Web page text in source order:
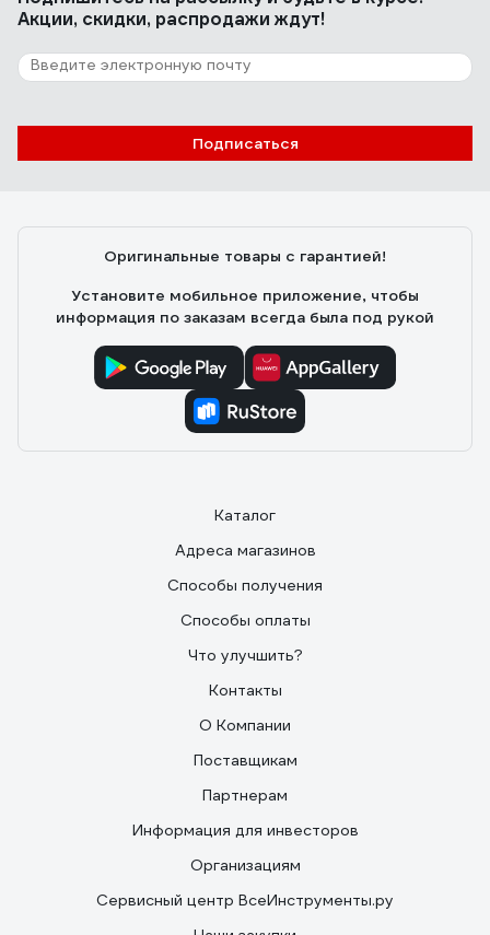
Акции, скидки, распродажи ждут!
Подписаться
Оригинальные товары с гарантией!
Установите мобильное приложение, чтобы
информация по заказам всегда была под рукой
Каталог
Адреса магазинов
Способы получения
Способы оплаты
Что улучшить?
Контакты
О Компании
Поставщикам
Партнерам
Информация для инвесторов
Организациям
Сервисный центр ВсеИнструменты.ру